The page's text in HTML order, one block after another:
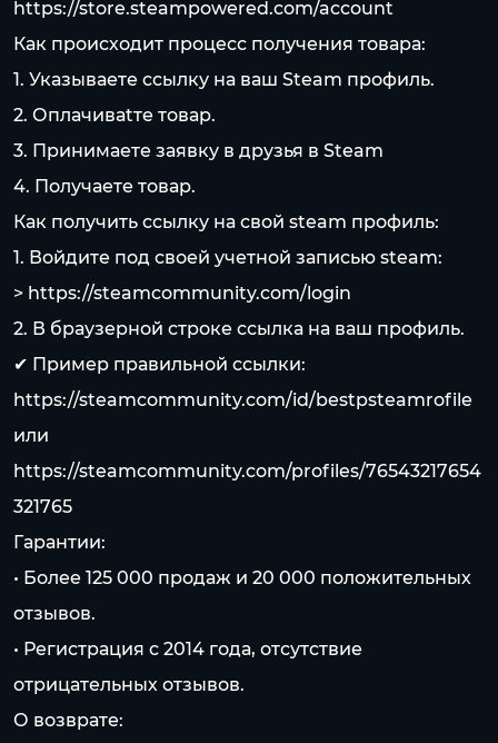
https://store.steampowered.com/account
Как происходит процесс получения товара:
1. Указываете ссылку на ваш Steam профиль.
2. Оплачиваtте товар.
3. Принимаете заявку в друзья в Steam
4. Получаете товар.
Как получить ссылку на свой steam профиль:
1. Войдите под своей учетной записью steam:
> https://steamcommunity.com/login
2. В браузерной строке ссылка на ваш профиль.
✔ Пример правильной ссылки:
https://steamcommunity.com/id/bestpsteamrofile
или
https://steamcommunity.com/profiles/76543217654
321765
Гарантии:
• Более 125 000 продаж и 20 000 положительных
отзывов.
• Регистрация с 2014 года, отсутствие
отрицательных отзывов.
О возврате: